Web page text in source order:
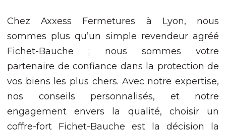
Chez Axxess Fermetures à Lyon, nous
sommes plus qu’un simple revendeur agréé
Fichet-Bauche ; nous sommes votre
partenaire de confiance dans la protection de
vos biens les plus chers. Avec notre expertise,
nos conseils personnalisés, et notre
engagement envers la qualité, choisir un
coffre-fort Fichet-Bauche est la décision la